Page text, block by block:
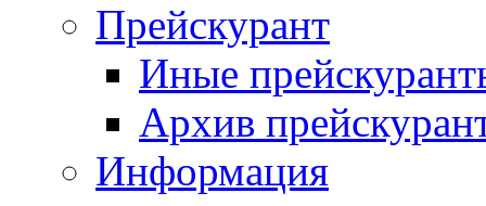
Прейскурант
Иные
Архив
Информация